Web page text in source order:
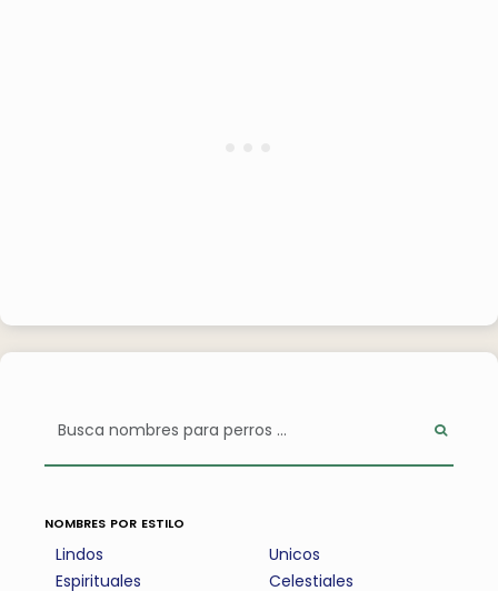
nombres por estilo
Lindos
Espirituales
Unicos
Celestiales